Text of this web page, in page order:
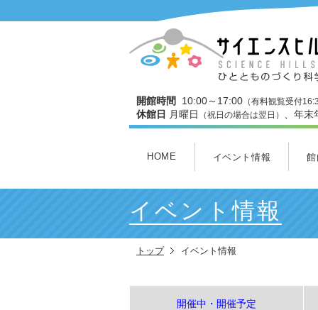
開館時間 10:00～17:00 （有料観覧受付
休館日 月曜日 （祝日の場合は翌日） 、年
HOME イベント情報
イベント情報
トップ イベント情報
開催中・開催予定